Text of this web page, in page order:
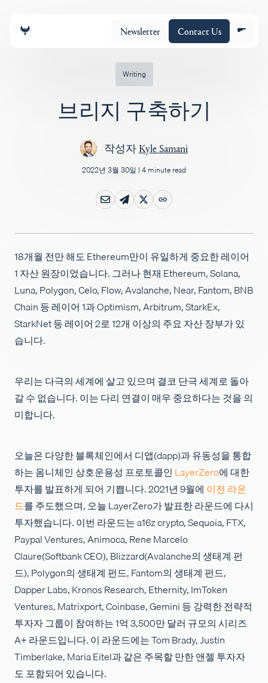
Newsletter Contact Us
포트폴리오
Policy
채용
Writing
브리지 구축하기
작성자 Kyle Samani
2022년 3월 30일 | 4 minute read
18개월 전만 해도 Ethereum만이 유일하게 중요한 레이어
1 자산 원장이었습니다. 그러나 현재 Ethereum, Solana,
Luna, Polygon, Celo, Flow, Avalanche, Near, Fantom, BNB
Chain 등 레이어 1과 Optimism, Arbitrum, StarkEx,
StarkNet 등 레이어 2로 12개 이상의 주요 자산 장부가 있
습니다.
우리는 다극의 세계에 살고 있으며 결코 단극 세계로 돌아
갈 수 없습니다. 이는 다리 연결이 매우 중요하다는 것을 의
미합니다.
오늘은 다양한 블록체인에서 디앱(dapp)과 유동성을 통합
하는 옴니체인 상호운용성 프로토콜인 LayerZero에 대한
투자를 발표하게 되어 기쁩니다. 2021년 9월에 이전 라운
드를 주도했으며, 오늘 LayerZero가 발표한 라운드에 다시
투자했습니다. 이번 라운드는 a16z crypto, Sequoia, FTX,
Paypal Ventures, Animoca, Rene Marcelo
Claure(Softbank CEO), Blizzard(Avalanche의 생태계 펀
드), Polygon의 생태계 펀드, Fantom의 생태계 펀드,
Dapper Labs, Kronos Research, Ethernity, ImToken
Ventures, Matrixport, Coinbase, Gemini 등 강력한 전략적
투자자 그룹이 참여하는 1억 3,500만 달러 규모의 시리즈
A+ 라운드입니다. 이 라운드에는 Tom Brady, Justin
Timberlake, Maria Eitel과 같은 주목할 만한 앤젤 투자자
도 포함되어 있습니다.